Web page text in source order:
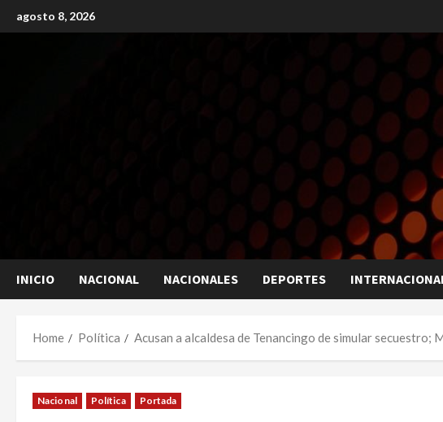
to
agosto 8, 2026
INICIO NACIONAL NACIONALES DEPORTES
Home Política Acusan a alcaldesa de Tenancingo de simular secuestro;
Nacional Política Portada